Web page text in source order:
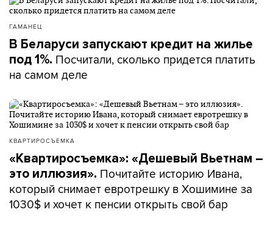
ГАМАНЕЦ
В Беларуси запускают кредит на жилье
под 1%. Посчитали, сколько придется платить
на самом деле
КВАРТИРОСЪЕМКА
«Квартиросъемка»: «Дешевый Вьетнам –
это иллюзия». Почитайте историю Ивана,
который снимает евротрешку в Хошимине за
1030$ и хочет к пенсии открыть свой бар